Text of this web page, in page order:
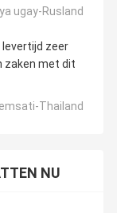
ugay-Rusland
levertijd zeer
zaken met dit
Thailand
NU